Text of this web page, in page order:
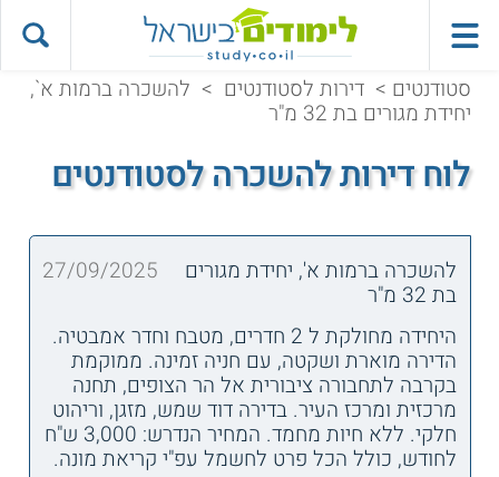
סטודנטים > דירות לסטודנטים > להשכרה ברמות א`,
יחידת מגורים בת 32 מ"ר
לוח דירות להשכרה לסטודנטים
להשכרה ברמות א', יחידת מגורים
בת 32 מ"ר
27/09/2025
היחידה מחולקת ל 2 חדרים, מטבח וחדר אמבטיה.
הדירה מוארת ושקטה, עם חניה זמינה. ממוקמת
בקרבה לתחבורה ציבורית אל הר הצופים, תחנה
מרכזית ומרכז העיר. בדירה דוד שמש, מזגן, וריהוט
חלקי. ללא חיות מחמד. המחיר הנדרש: 3,000 ש"ח
לחודש, כולל הכל פרט לחשמל עפ"י קריאת מונה.